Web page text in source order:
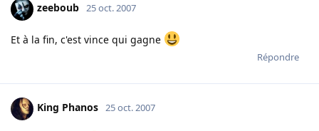
zeeboub 25 oct. 2007
Et à la fin, c'est vince qui gagne
Répondre
King Phanos 25 oct. 2007